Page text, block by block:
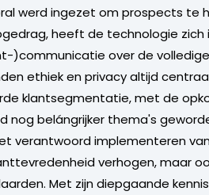
werd ingezet om prospects te
heeft de technologie
)communicatie over de
ethiek en privacy altijd
klantsegmentatie, met de
nog belángrijker thema's
verantwoord implementeren
verhogen, maar
Met zijn diepgaande